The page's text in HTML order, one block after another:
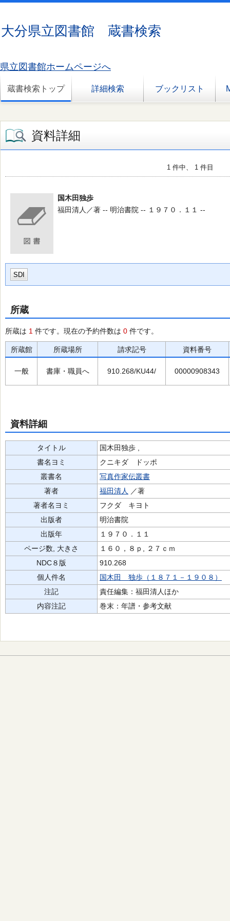
大分県立図書館 蔵書検索
県立図書館ホームページへ
蔵書検索トップ 詳細検索 ブックリスト
資料詳細
1 件中、 1 件目
国木田独歩
福田清人／著 -- 明治書院 -- １９７０．１１ --
SDI
所蔵
所蔵は 1 件です。現在の予約件数は 0 件です。
所蔵館 所蔵場所 請求記号 資料番号
一般 書庫・職員へ 910.268/KU44/ 00000908343
資料詳細
タイトル
国木田独歩 ,
書名ヨミ
クニキダ ドッポ
叢書名
写真作家伝叢書
著者
福田清人
／著
著者名ヨミ
フクダ キヨト
出版者
明治書院
出版年
１９７０．１１
ページ数, 大きさ
１６０，８ｐ, ２７ｃｍ
NDC８版
910.268
個人件名
国木田 独歩（１８７１－１９０８）
注記
責任編集：福田清人ほか
内容注記
巻末：年譜・参考文献